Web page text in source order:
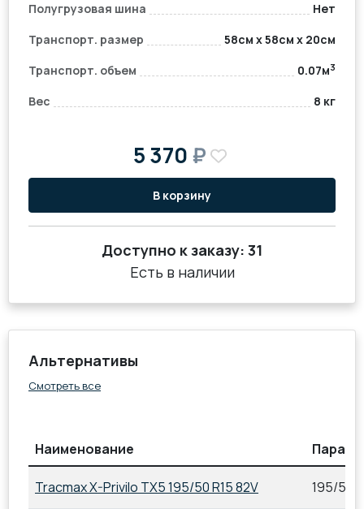
Полугрузовая шина
Нет
Транспорт. размер
58см x 58см x 20см
Транспорт. объем
0.07м3
Вес 8 кг
5 370₽
В корзину
Доступно к заказу: 31
Есть в наличии
Альтернативы
Смотреть все
Наименование
Tracmax X-Privilo TX5 195/50 R15 82V 195/50